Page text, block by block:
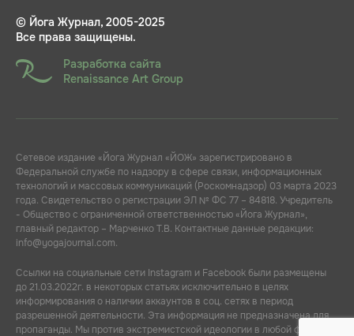
© Йога Журнал, 2005-2025
Все права защищены.
Разработка сайта
Renaissance Art Group
Сетевое издание «Йога Журнал «ЙОЖ» зарегистрировано в
Федеральной службе по надзору в сфере связи, информационных
технологий и массовых коммуникаций (Роскомнадзор) 03 марта 2023
года. Свидетельство о регистрации ЭЛ № ФС 77 – 84818. Учредитель
- Общество с ограниченной ответственностью «Йога Журнал»,
главный редактор – Марченко Т.В. Контактные данные редакции:
info@yogajournal.com.
Ссылки на социальные сети Instagram и Facebook были размещены
до 21.03.2022г. в некоторых статьях исключительно в целях
информирования о наличии аккаунтов в соц. сетях в период
разрешенной деятельности. Эта информация не предназначена для
пропаганды. Мы против экстремистской идеологии в любой форме.